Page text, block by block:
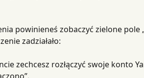
powinieneś zobaczyć zielone pole
zadziałało:
zechcesz rozłączyć swoje konto